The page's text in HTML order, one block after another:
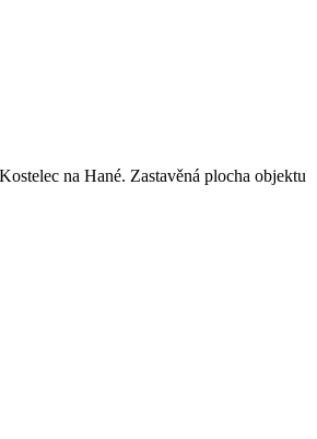
na Hané. Zastavěná plocha objektu